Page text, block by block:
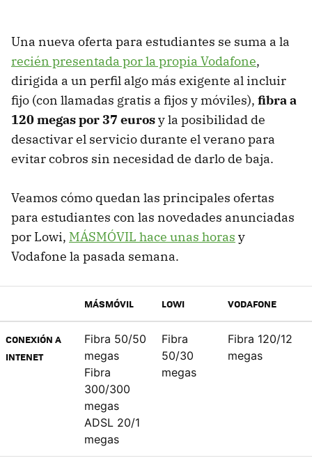
Una nueva oferta para estudiantes se suma a la
recién presentada por la propia Vodafone,
dirigida a un perfil algo más exigente al incluir
fijo (con llamadas gratis a fijos y móviles), fibra a
120 megas por 37 eurosy la posibilidad de
desactivar el servicio durante el verano para
evitar cobros sin necesidad de darlo de baja.
Veamos cómo quedan las principales ofertas
para estudiantes con las novedades anunciadas
por Lowi, MÁSMÓVIL hace unas horas y
Vodafone la pasada semana.
MÁSMÓVIL LOWI VODAFONE
CONEXIÓN A
INTENET
Fibra 50/50
megas
Fibra
300/300
megas
ADSL 20/1
megas
Fibra
50/30
megas
Fibra 120/12
megas